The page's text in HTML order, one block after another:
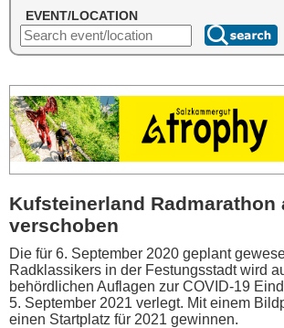
EVENT/LOCATION
Kufsteinerland Radmarathon
verschoben
Die für 6. September 2020 geplant
Radklassikers in der Festungsstadt wird
behördlichen Auflagen zur COVID-19
5. September 2021 verlegt. Mit einem
einen Startplatz für 2021 gewinnen.